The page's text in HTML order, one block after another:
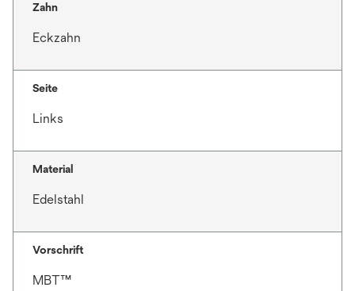
Zahn
Eckzahn
Seite
Links
Material
Edelstahl
Vorschrift
MBT™